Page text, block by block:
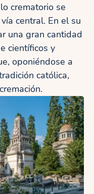
crematorio se
central. En el su
una gran cantidad
científicos y
oponiéndose a
católica,